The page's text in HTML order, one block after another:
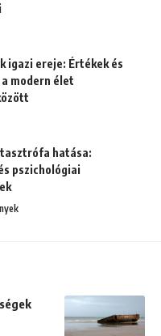
igazi ereje: Értékek és
modern élet
hatása:
pszichológiai